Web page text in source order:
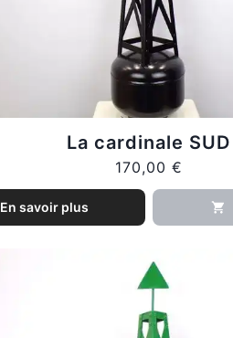
La cardinale SUD
170,00 €
En savoir plus